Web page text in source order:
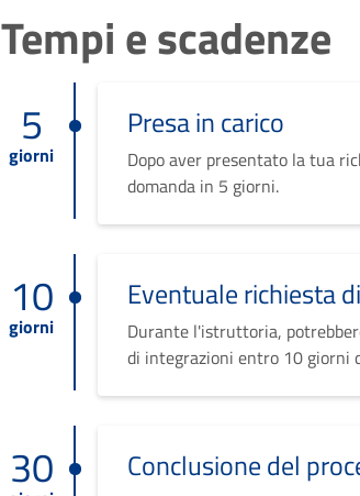
Tempi e scadenze
5
giorni
Presa in carico
Dopo aver presentato la tua
domanda in 5 giorni.
10
giorni
Eventuale richiesta
Durante l'istruttoria,
di integrazioni entro 10 giorni
30 Conclusione del